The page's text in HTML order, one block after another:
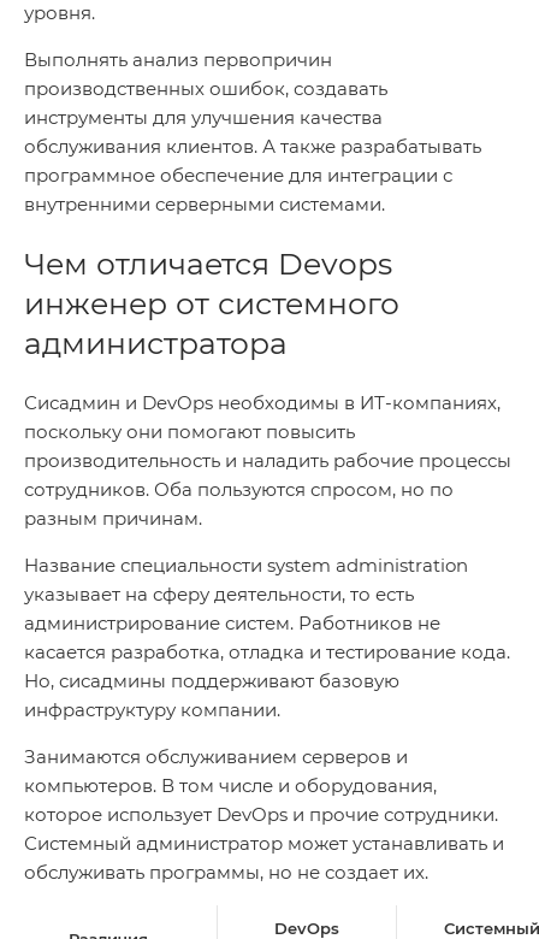
уровня.
Выполнять анализ первопричин
производственных ошибок, создавать
инструменты для улучшения качества
обслуживания клиентов. А также разрабатывать
программное обеспечение для интеграции с
внутренними серверными системами.
Чем отличается Devops
инженер от системного
администратора
Сисадмин и DevOps необходимы в ИТ-компаниях,
поскольку они помогают повысить
производительность и наладить рабочие процессы
сотрудников. Оба пользуются спросом, но по
разным причинам.
Название специальности system administration
указывает на сферу деятельности, то есть
администрирование систем. Работников не
касается разработка, отладка и тестирование кода.
Но, сисадмины поддерживают базовую
инфраструктуру компании.
Занимаются обслуживанием серверов и
компьютеров. В том числе и оборудования,
которое использует DevOps и прочие сотрудники.
Системный администратор может устанавливать и
обслуживать программы, но не создает их.
DevOps
Системный